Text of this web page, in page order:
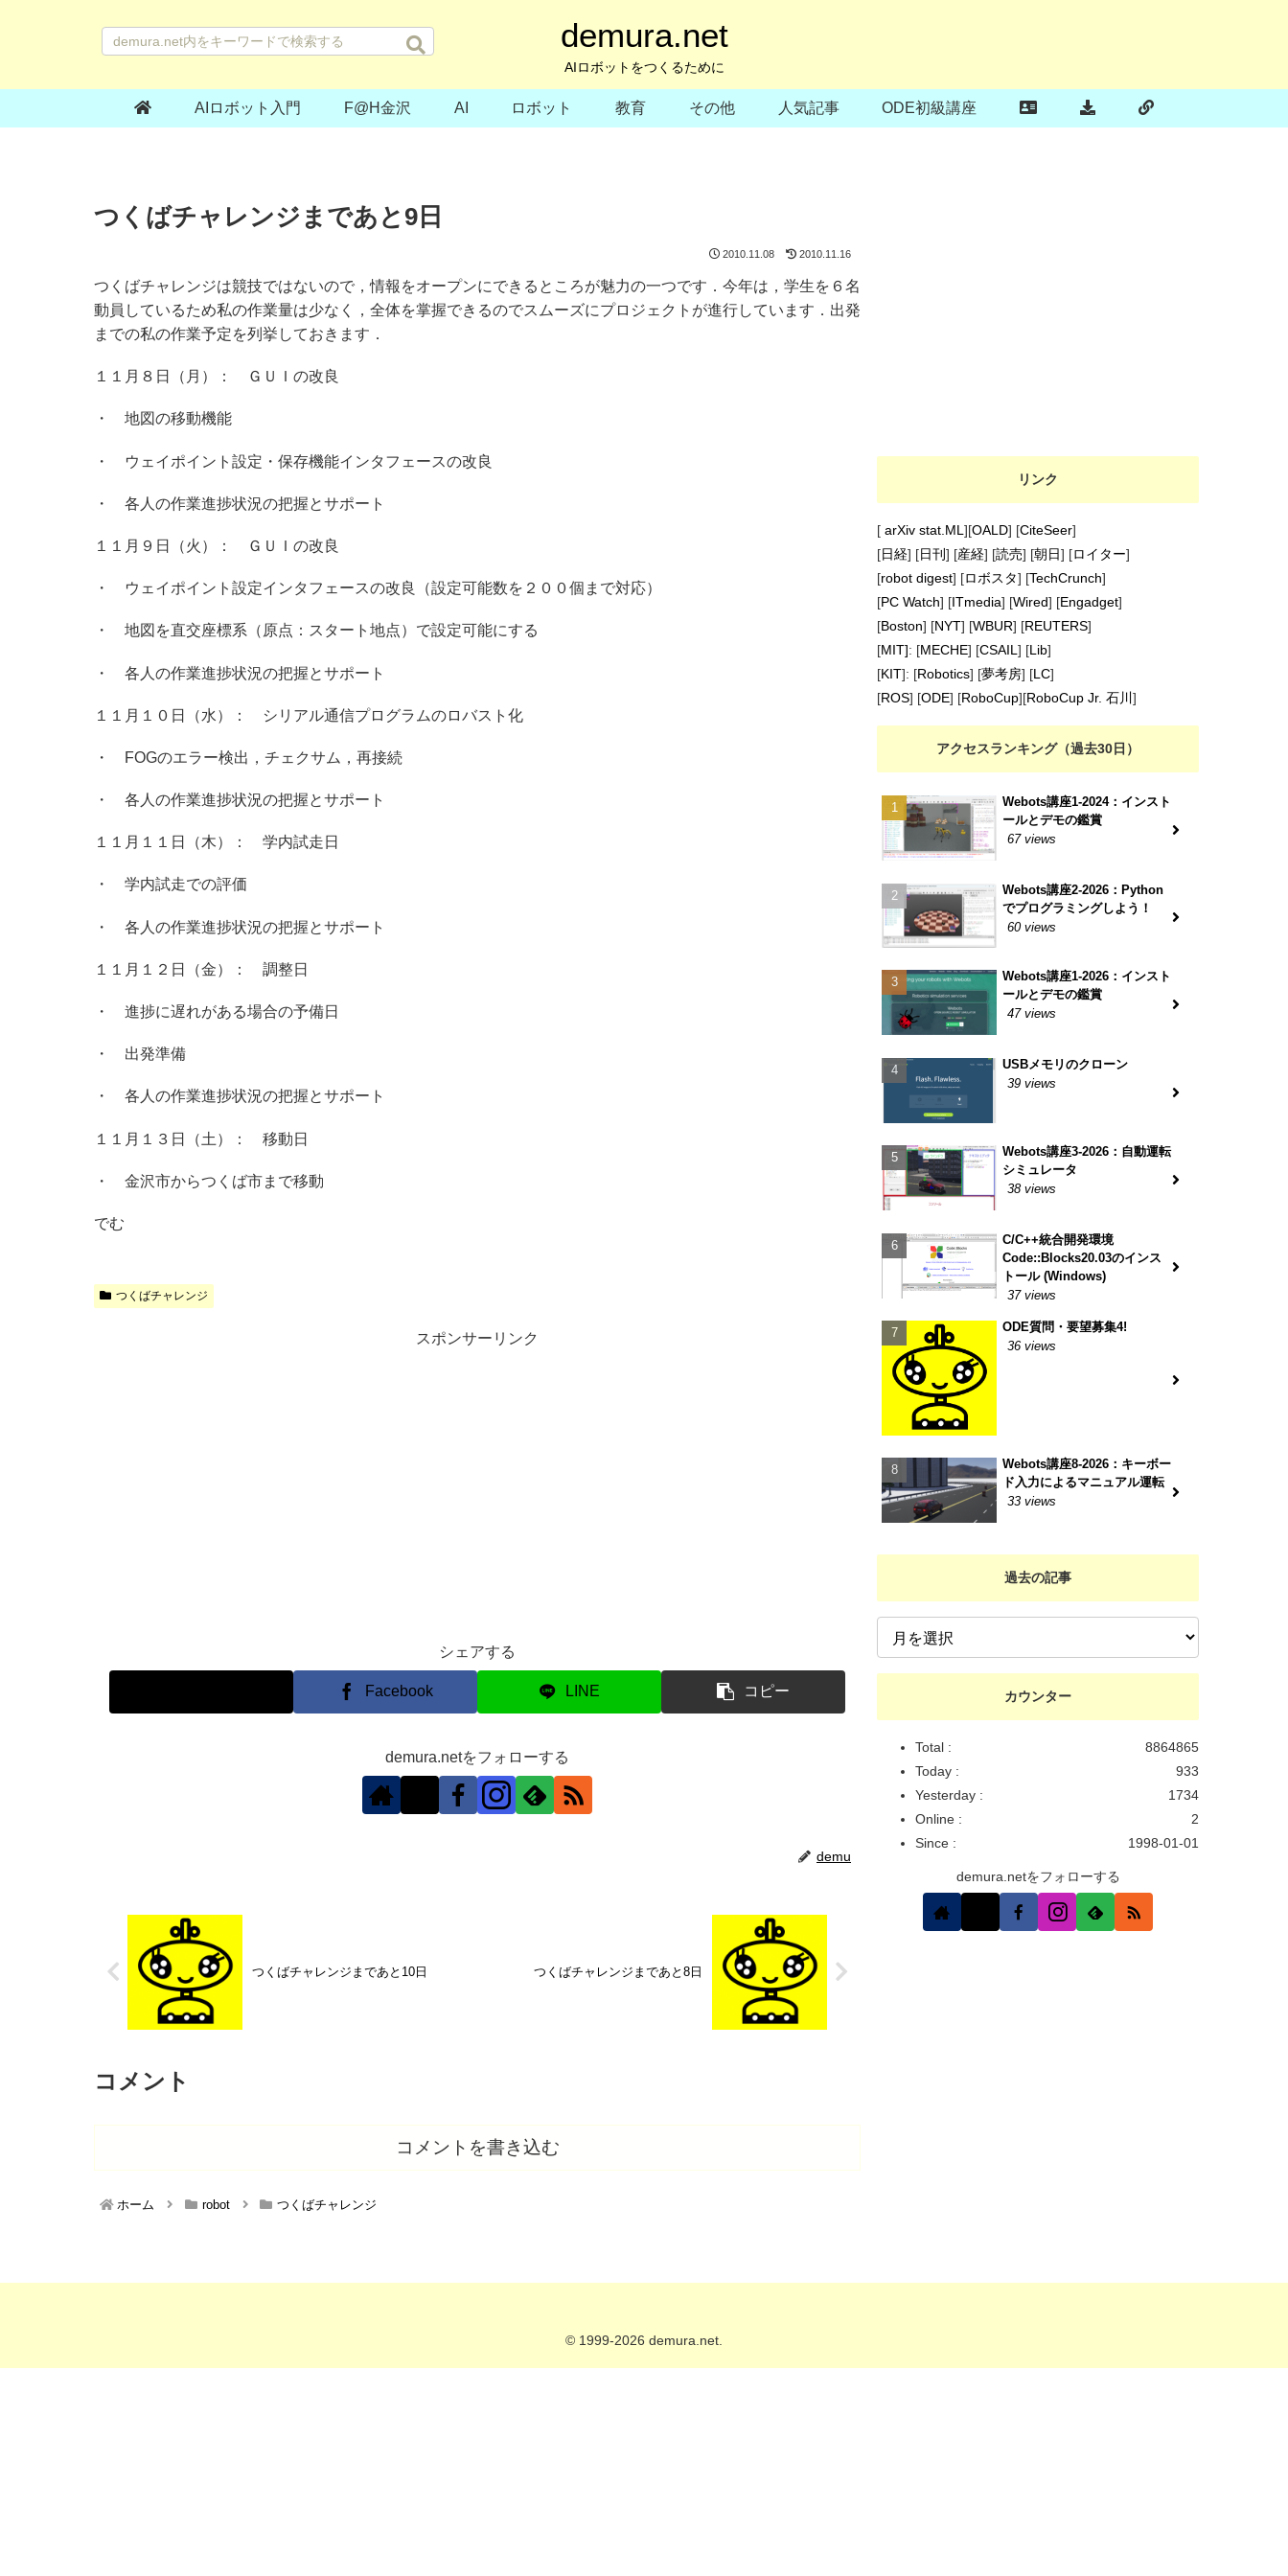
demura.net
AIロボットをつくるために
AIロボット入門 F@H金沢 AI ロボット 教育 その他 人気記事 ODE初級講座
つくばチャレンジまであと9日
2010.11.08 2010.11.16
つくばチャレンジは競技ではないので，情報をオープンにできるところが魅力の一つです．今年は，学生を６名
動員しているため私の作業量は少なく，全体を掌握できるのでスムーズにプロジェクトが進行しています．出発
までの私の作業予定を列挙しておきます．
１１月８日（月）： ＧＵＩの改良
・ 地図の移動機能
・ ウェイポイント設定・保存機能インタフェースの改良
・ 各人の作業進捗状況の把握とサポート
１１月９日（火）： ＧＵＩの改良
・ ウェイポイント設定インタフェースの改良（設定可能数を２００個まで対応）
・ 地図を直交座標系（原点：スタート地点）で設定可能にする
・ 各人の作業進捗状況の把握とサポート
１１月１０日（水）： シリアル通信プログラムのロバスト化
・ FOGのエラー検出，チェクサム，再接続
・ 各人の作業進捗状況の把握とサポート
１１月１１日（木）： 学内試走日
・ 学内試走での評価
・ 各人の作業進捗状況の把握とサポート
１１月１２日（金）： 調整日
・ 進捗に遅れがある場合の予備日
・ 出発準備
・ 各人の作業進捗状況の把握とサポート
１１月１３日（土）： 移動日
・ 金沢市からつくば市まで移動
でむ
つくばチャレンジ
スポンサーリンク
シェアする
Facebook LINE コピー
demura.netをフォローする
demu
つくばチャレンジまであと10日 つくばチャレンジまであと8日
コメント
コメントを書き込む
ホーム robot つくばチャレンジ
リンク
[ arXiv stat.ML ][OALD] [CiteSeer]
[日経] [日刊 ] [産経] [読売] [朝日] [ロイター]
[robot digest] [ロボスタ] [TechCrunch]
[PC Watch] [ITmedia] [Wired] [Engadget]
[Boston] [NYT] [WBUR] [REUTERS]
[MIT]: [MECHE] [CSAIL ] [Lib]
[KIT]: [Robotics] [夢考房] [LC]
[ROS] [ODE] [RoboCup][RoboCup Jr. 石川 ]
アクセスランキング（過去30日）
Webots講座1-2024：インスト
ールとデモの鑑賞
67 views
Webots講座2-2026：Python
でプログラミングしよう！
60 views
Webots講座1-2026：インスト
ールとデモの鑑賞
47 views
USBメモリのクローン
39 views
Webots講座3-2026：自動運転
シミュレータ
38 views
C/C++統合開発環境
Code::Blocks20.03のインス
トール (Windows)
37 views
ODE質問・要望募集4!
36 views
Webots講座8-2026：キーボー
ド入力によるマニュアル運転
33 views
過去の記事
カウンター
8864865
Total :
933
Today :
1734
Yesterday :
2
Online :
1998-01-01
Since :
demura.netをフォローする
© 1999-2026 demura.net.